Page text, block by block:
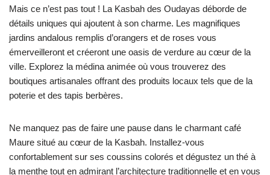
Mais ce n’est pas tout ! La Kasbah des Oudayas déborde de
détails uniques qui ajoutent à son charme. Les magnifiques
jardins andalous remplis d’orangers et de roses vous
émerveilleront et créeront une oasis de verdure au cœur de la
ville. Explorez la médina animée où vous trouverez des
boutiques artisanales offrant des produits locaux tels que de la
poterie et des tapis berbères.
Ne manquez pas de faire une pause dans le charmant café
Maure situé au cœur de la Kasbah. Installez-vous
confortablement sur ses coussins colorés et dégustez un thé à
la menthe tout en admirant l’architecture traditionnelle et en vous